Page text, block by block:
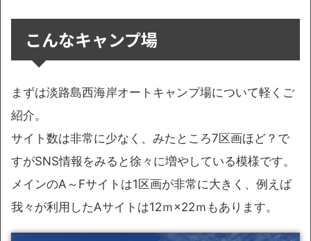
こんなキャンプ場
まずは淡路島西海岸オートキャンプ場について軽くご
紹介。
サイト数は非常に少なく、みたところ7区画ほど？で
すがSNS情報をみると徐々に増やしている模様です。
メインのA～Fサイトは1区画が非常に大きく、例えば
我々が利用したAサイトは12ｍ×22ｍもあります。